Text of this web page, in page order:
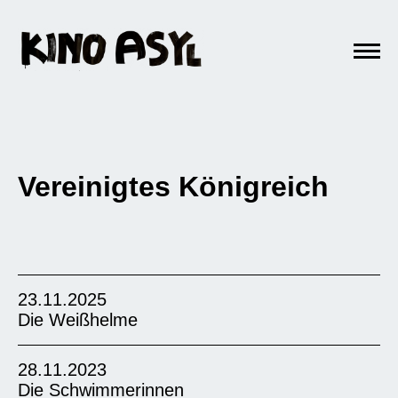
Vereinigtes Königreich
23.11.2025
Die Weißhelme
28.11.2023
Die Schwimmerinnen